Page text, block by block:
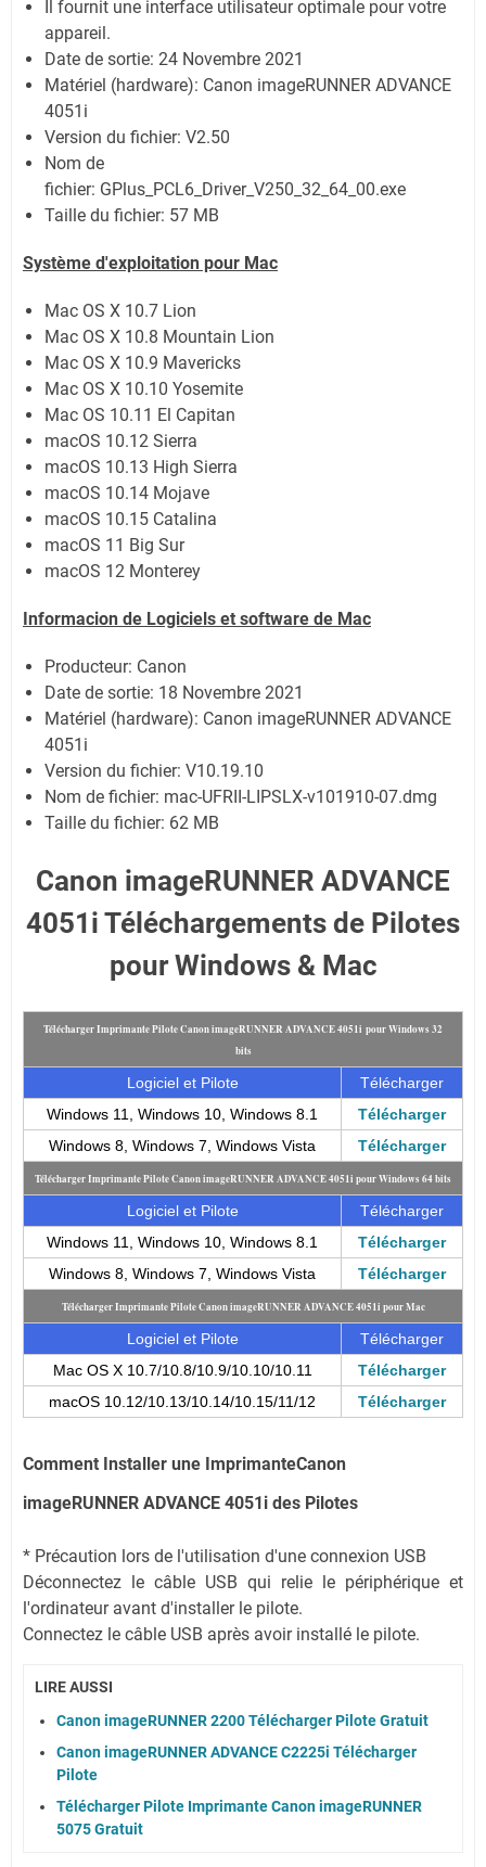
Il fournit une interface utilisateur optimale pour votre
appareil.
Date de sortie: 24 Novembre 2021
Matériel (hardware): Canon imageRUNNER ADVANCE
4051i
Version du fichier: V2.50
Nom de
fichier: GPlus_PCL6_Driver_V250_32_64_00.exe
Taille du fichier: 57 MB
Système d'exploitation pour Mac
Mac OS X 10.7 Lion
Mac OS X 10.8 Mountain Lion
Mac OS X 10.9 Mavericks
Mac OS X 10.10 Yosemite
Mac OS 10.11 El Capitan
macOS 10.12 Sierra
macOS 10.13 High Sierra
macOS 10.14 Mojave
macOS 10.15 Catalina
macOS 11 Big Sur
macOS 12 Monterey
Informacion de Logiciels et software de Mac
Producteur: Canon
Date de sortie: 18 Novembre 2021
Matériel (hardware): Canon imageRUNNER ADVANCE
4051i
Version du fichier: V10.19.10
Nom de fichier: mac-UFRII-LIPSLX-v101910-07.dmg
Taille du fichier: 62 MB
Canon imageRUNNER ADVANCE
4051i Téléchargements de Pilotes
pour Windows & Mac
Télécharger Imprimante Pilote Canon imageRUNNER ADVANCE 4051i pour Windows 32
bits
Logiciel et Pilote
Télécharger
Windows 11, Windows 10, Windows 8.1
Télécharger
Windows 8, Windows 7, Windows Vista
Télécharger
Télécharger Imprimante Pilote Canon imageRUNNER ADVANCE 4051i pour Windows 64 bits
Logiciel et Pilote
Télécharger
Windows 11, Windows 10, Windows 8.1
Télécharger
Windows 8, Windows 7, Windows Vista
Télécharger
Télécharger Imprimante Pilote Canon imageRUNNER ADVANCE 4051i pour Mac
Logiciel et Pilote
Télécharger
Mac OS X 10.7/10.8/10.9/10.10/10.11
Télécharger
macOS 10.12/10.13/10.14/10.15/11/12
Télécharger
Comment Installer une ImprimanteCanon
imageRUNNER ADVANCE 4051i des Pilotes
* Précaution lors de l'utilisation d'une connexion USB
Déconnectez le câble USB qui relie le périphérique et
l'ordinateur avant d'installer le pilote.
Connectez le câble USB après avoir installé le pilote.
LIRE AUSSI
Canon imageRUNNER 2200 Télécharger Pilote Gratuit
Canon imageRUNNER ADVANCE C2225i Télécharger
Pilote
Télécharger Pilote Imprimante Canon imageRUNNER
5075 Gratuit